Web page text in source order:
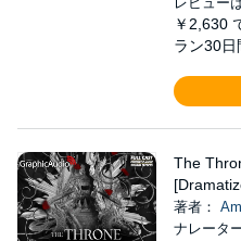
￥2,630
ラン30日
The
著者：
ナレータ